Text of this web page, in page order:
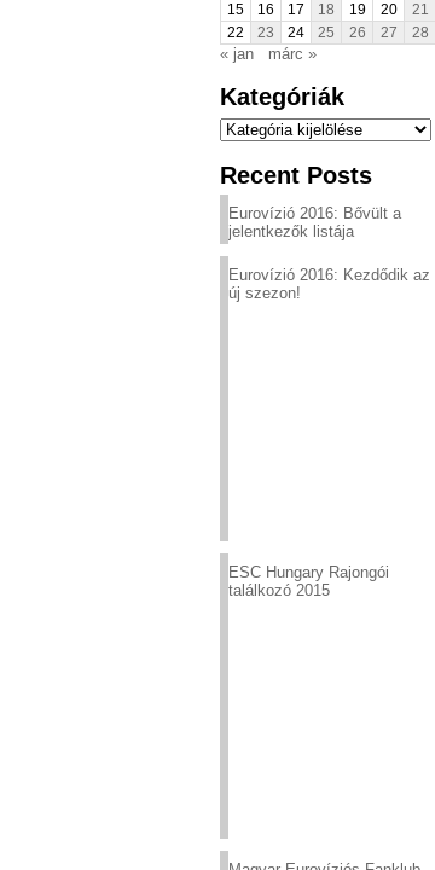
15
16 17 18 19 20
21
22
23 24 25 26 27 28
« jan márc »
Kategóriák
Kategóriák
Recent Posts
Eurovízió 2016: Bővült a
jelentkezők listája
Eurovízió 2016: Kezdődik az
új szezon!
ESC Hungary Rajongói
találkozó 2015